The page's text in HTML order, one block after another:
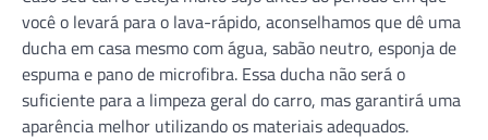
você o levará para o lava-rápido, aconselhamos que dê uma
ducha em casa mesmo com água, sabão neutro, esponja de
espuma e pano de microfibra. Essa ducha não será o
suficiente para a limpeza geral do carro, mas garantirá uma
aparência melhor utilizando os materiais adequados.